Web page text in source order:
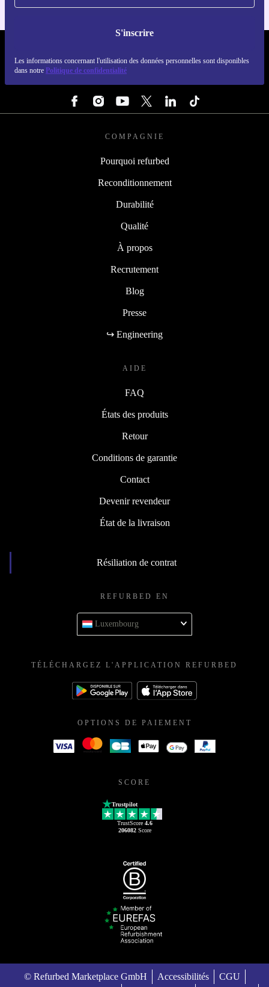
S'inscrire
Les informations concernant l'utilisation des données personnelles sont disponibles
dans notre Politique de confidentialité
COMPAGNIE
Pourquoi refurbed
Reconditionnement
Durabilité
Qualité
À propos
Recrutement
Blog
Presse
↪ Engineering
AIDE
FAQ
États des produits
Retour
Conditions de garantie
Contact
Devenir revendeur
État de la livraison
Résiliation de contrat
REFURBED EN
Luxembourg
TÉLÉCHARGEZ L'APPLICATION REFURBED
OPTIONS DE PAIEMENT
SCORE
Trustpilot
TrustScore 4.6
206082Score
© Refurbed Marketplace GmbH Accessibilités
CGU